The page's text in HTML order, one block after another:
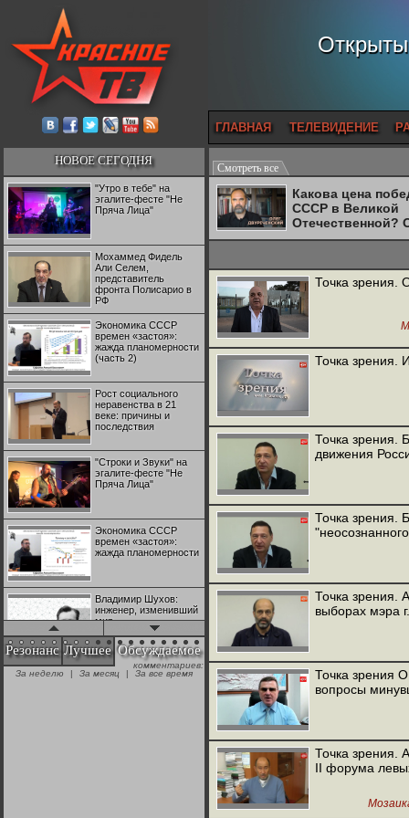
ГЛАВНАЯ ТЕЛЕВИДЕНИЕ
НОВОЕ СЕГОДНЯ
"Утро в тебе" на
эгалите-фесте "Не
Пряча Лица"
Мохаммед Фидель
Али Селем,
представитель
фронта Полисарио в
РФ
Экономика СССР
времен «застоя»:
жажда планомерности
(часть 2)
Рост социального
неравенства в 21
веке: причины и
последствия
"Строки и Звуки" на
эгалите-фесте "Не
Пряча Лица"
Экономика СССР
времен «застоя»:
жажда планомерности
Владимир Шухов:
инженер, изменивший
мир
"Аркадий Коц" на
эгалите-фесте "Не
Резонанс Лучшее Обсуждаемое
комментариев:
За неделю
| За месяц | За все время
Смотреть все
Какова цена
СССР в Великой
Отечественной?
Двуреченский о
Точка зрения.
Точка зрения.
Точка зрения.
движения
Точка зрения.
Точка зрения.
выборах мэра
Точка зрения
вопросы
Точка зрения.
II форума